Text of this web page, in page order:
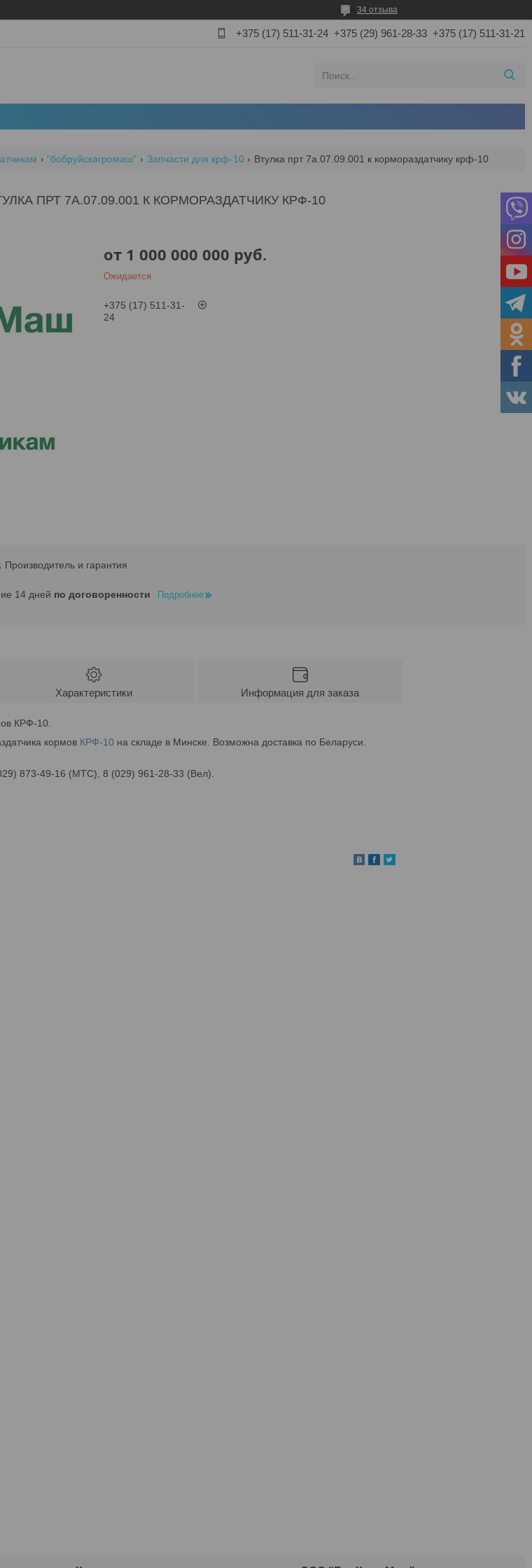
34 отзыва
+375 (17) 511-31-24 +375 (29) 961-28-33 +375 (17) 511-31-21
"бобруйскагромаш" Запчасти для крф-10 Втулка прт 7а.07.09.001 к кормораздатчику крф-10
ПРТ 7А.07.09.001 К КОРМОРАЗДАТЧИКУ КРФ-10
от 1 000 000 000 руб.
Ожидается
+375 (17) 511-31-
24
Производитель и гарантия
14 дней по договоренности Подробнее
Характеристики Информация для заказа
КРФ-10.
кормов КРФ-10 на складе в Минске. Возможна доставка по Беларуси.
873-49-16 (МТС), 8 (029) 961-28-33 (Вел).